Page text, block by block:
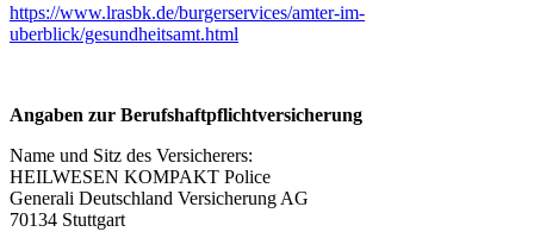
https://www.lrasbk.de/burgerservices/amter-im-
uberblick/gesundheitsamt.html
Angaben zur Berufshaftpflichtversicherung
Name und Sitz des Versicherers:
HEILWESEN KOMPAKT Police
Generali Deutschland Versicherung AG
70134 Stuttgart